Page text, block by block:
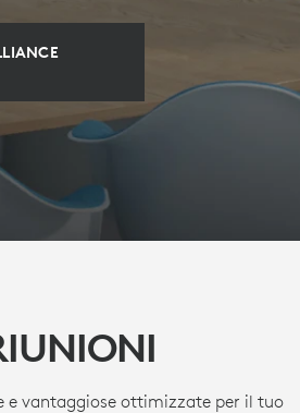
e vantaggiose ottimizzate per il tuo